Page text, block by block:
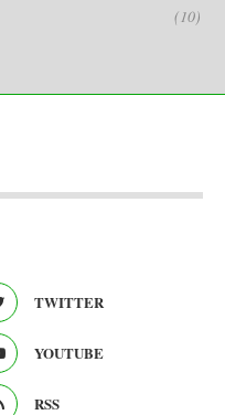
(10)
TWITTER
YOUTUBE
RSS